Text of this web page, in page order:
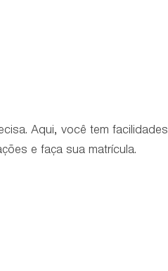
Aqui, você tem facilidades
e faça sua matrícula.